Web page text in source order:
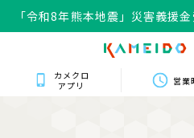
「令和8年熊本地震」災害義援
カメクロ
アプリ
営業